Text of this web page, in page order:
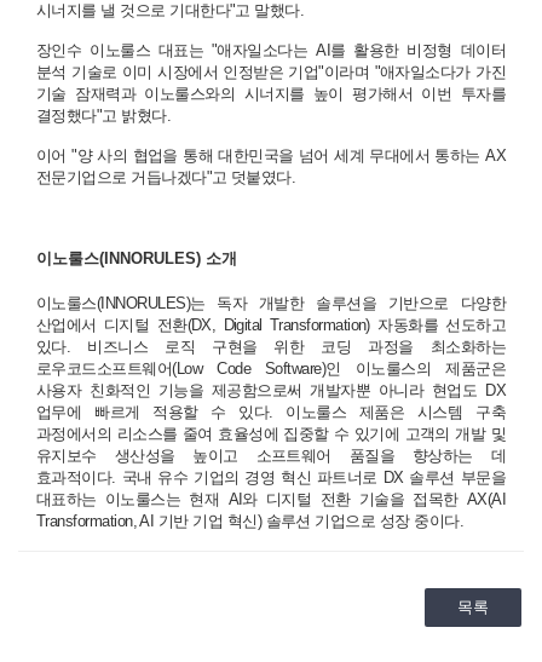
시너지를 낼 것으로 기대한다"고 말했다.
장인수 이노룰스 대표는 "애자일소다는 AI를 활용한 비정형 데이터
분석 기술로 이미 시장에서 인정받은 기업"이라며 "애자일소다가 가진
기술 잠재력과 이노룰스와의 시너지를 높이 평가해서 이번 투자를
결정했다"고 밝혔다.
이어 "양 사의 협업을 통해 대한민국을 넘어 세계 무대에서 통하는 AX
전문기업으로 거듭나겠다"고 덧붙였다.
이노룰스(INNORULES) 소개
이노룰스(INNORULES)는 독자 개발한 솔루션을 기반으로 다양한
산업에서 디지털 전환(DX, Digital Transformation) 자동화를 선도하고
있다. 비즈니스 로직 구현을 위한 코딩 과정을 최소화하는
로우코드소프트웨어(Low Code Software)인 이노룰스의 제품군은
사용자 친화적인 기능을 제공함으로써 개발자뿐 아니라 현업도 DX
업무에 빠르게 적용할 수 있다. 이노룰스 제품은 시스템 구축
과정에서의 리소스를 줄여 효율성에 집중할 수 있기에 고객의 개발 및
유지보수 생산성을 높이고 소프트웨어 품질을 향상하는 데
효과적이다. 국내 유수 기업의 경영 혁신 파트너로 DX 솔루션 부문을
대표하는 이노룰스는 현재 AI와 디지털 전환 기술을 접목한 AX(AI
Transformation, AI 기반 기업 혁신) 솔루션 기업으로 성장 중이다.
목록